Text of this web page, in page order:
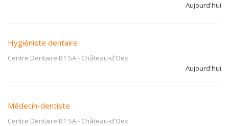
Aujourd'hui
Hygiéniste dentaire
Centre Dentaire B1 SA- Château-d'Oex
Aujourd'hui
Médecin-dentiste
Centre Dentaire B1 SA- Château-d'Oex